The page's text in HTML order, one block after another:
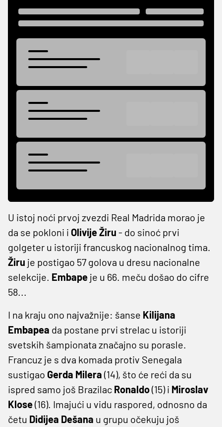
U istoj noći prvoj zvezdi Real Madrida morao je
da se pokloni i Olivije Žiru - do sinoć prvi
golgeter u istoriji francuskog nacionalnog tima.
Žiru je postigao 57 golova u dresu nacionalne
selekcije. Embape je u 66. meču došao do cifre
58...
I na kraju ono najvažnije: šanse Kilijana
Embapea da postane prvi strelac u istoriji
svetskih šampionata značajno su porasle.
Francuz je s dva komada protiv Senegala
sustigao Gerda Milera (14), što će reći da su
ispred samo još Brazilac Ronaldo(15) i Miroslav
Klose(16). Imajući u vidu raspored, odnosno da
četu Didijea Dešana u grupu očekuju još